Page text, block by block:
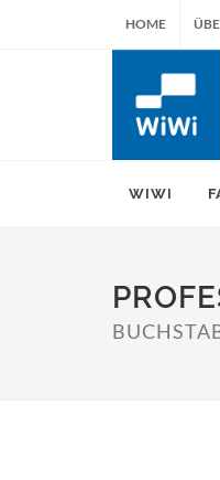
HOME
WIWI